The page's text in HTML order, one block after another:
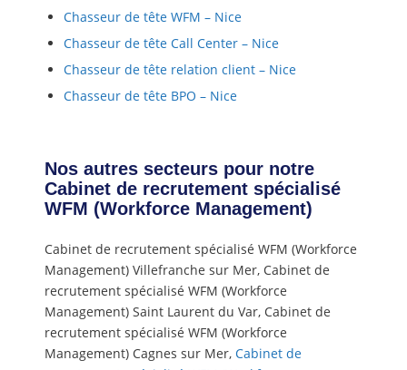
Chasseur de tête WFM – Nice
Chasseur de tête Call Center – Nice
Chasseur de tête relation client – Nice
Chasseur de tête BPO – Nice
Nos autres secteurs pour notre
Cabinet de recrutement spécialisé
WFM (Workforce Management)
Cabinet de recrutement spécialisé WFM (Workforce
Management) Villefranche sur Mer, Cabinet de
recrutement spécialisé WFM (Workforce
Management) Saint Laurent du Var, Cabinet de
recrutement spécialisé WFM (Workforce
Management) Cagnes sur Mer, Cabinet de